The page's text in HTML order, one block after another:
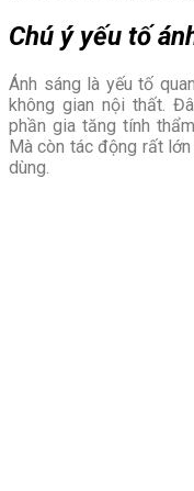
Chú ý yếu tố
Ánh sáng là yếu tố
không gian nội thất.
phần gia tăng tính
Mà còn tác động rất
dùng.